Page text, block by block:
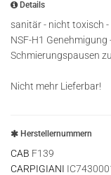
Details
sanitär - nicht toxisch
NSF-H1
Schmierungspausen
Nicht mehr Lieferbar!
Herstellernummern
CAB F139
CARPIGIANI